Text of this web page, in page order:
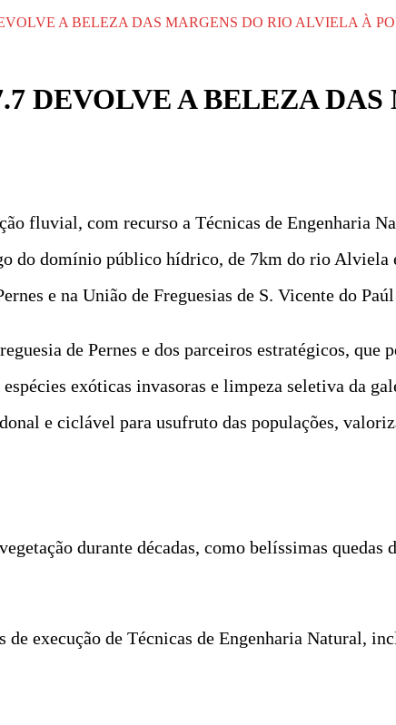
A BELEZA DAS MARGENS DO RIO ALVIELA À
DEVOLVE A BELEZA DAS
fluvial, com recurso a Técnicas de Engenharia
do domínio público hídrico, de 7km do rio Alviela
e na União de Freguesias de S. Vicente do
de Pernes e dos parceiros estratégicos, que
exóticas invasoras e limpeza seletiva da
e ciclável para usufruto das populações,
durante décadas, como belíssimas quedas
execução de Técnicas de Engenharia Natural,